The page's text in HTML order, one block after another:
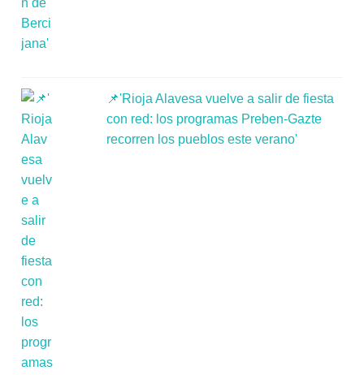
📌'Rioja Alavesa vuelve a salir de fiesta
con red: los programas Preben-Gazte
recorren los pueblos este verano'